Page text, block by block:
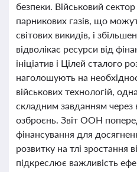
безпеки. Військовий
парникових газів, що
світових викидів, і
відволікає ресурси від
ініціатив і Цілей сталого
наголошують на
військових технологій,
складним завданням через
озброєнь. Звіт ООН
фінансування для
розвитку на тлі зростання
підкреслює важливість